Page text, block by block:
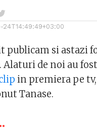
24T14:49:49+03:00
publicam si astazi
. Alaturi de noi au
in premiera pe
Tanase.